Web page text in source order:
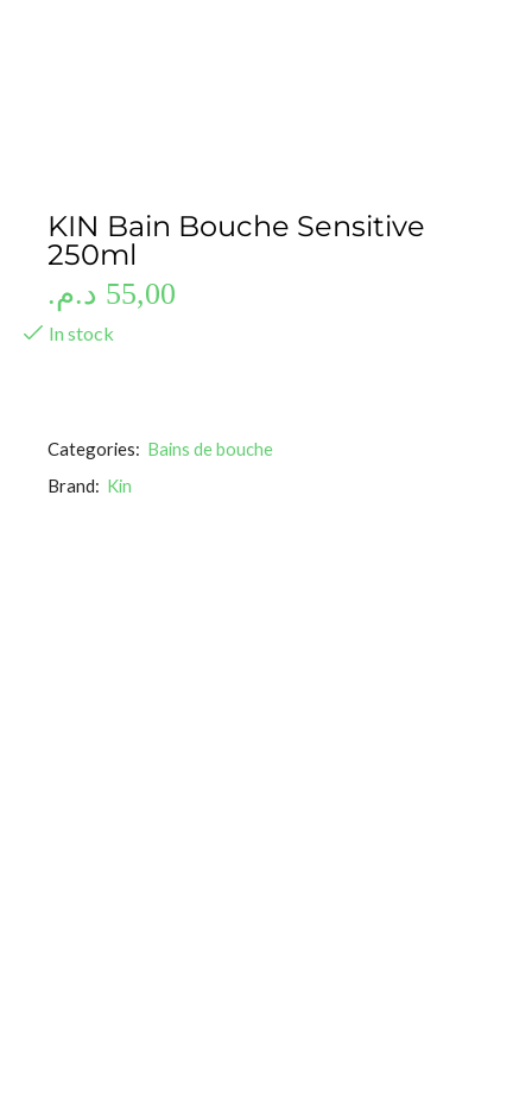
KIN Bain Bouche Sensitive
250ml
55,00 د.م.
In stock
Categories: Bains de bouche
Brand: Kin